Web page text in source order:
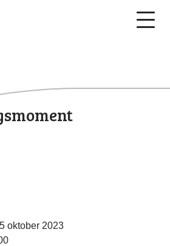
oktober 2023